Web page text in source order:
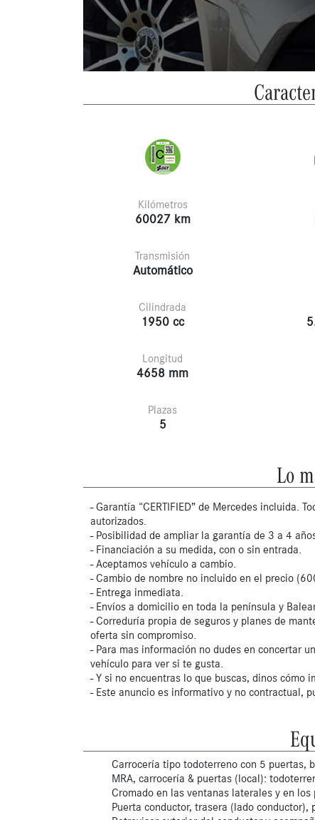
Kilómetros
60027 km
Transmisión
Automático
Cilindrada
1950 cc
Longitud
4658 mm
Plazas
5
Lo
- Garantía “CERTIFIED” de Mercedes incluida.
autorizados.
- Posibilidad de ampliar la garantía de 3 a 4
- Financiación a su medida, con o sin entrada.
- Aceptamos vehículo a cambio.
- Cambio de nombre no incluido en el precio
- Entrega inmediata.
- Envíos a domicilio en toda la península y
- Correduría propia de seguros y planes de
oferta sin compromiso.
- Para mas información no dudes en concertar
vehículo para ver si te gusta.
- Y si no encuentras lo que buscas, dinos cómo
- Este anuncio es informativo y no contractual,
Carrocería tipo todoterreno con 5 puertas,
MRA, carrocería & puertas (local):
Cromado en las ventanas laterales y en los
Puerta conductor, trasera (lado